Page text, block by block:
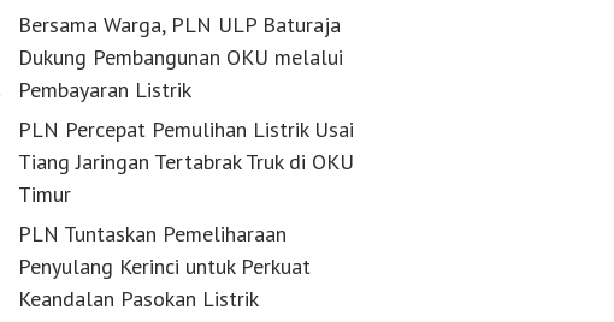
Bersama Warga, PLN ULP Baturaja
Dukung Pembangunan OKU melalui
Pembayaran Listrik
PLN Percepat Pemulihan Listrik Usai
Tiang Jaringan Tertabrak Truk di OKU
Timur
PLN Tuntaskan Pemeliharaan
Penyulang Kerinci untuk Perkuat
Keandalan Pasokan Listrik